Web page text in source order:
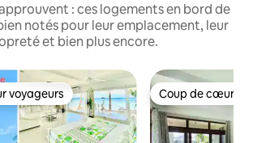
: ces logements en bord de
notés pour leur emplacement, leur
et bien plus encore.
les plus appréciés
voyageurs Coup de cœur
Coup de cœur